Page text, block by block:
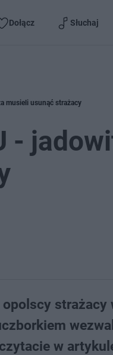
Dołącz Słuchaj
musieli usunąć strażacy
-
w